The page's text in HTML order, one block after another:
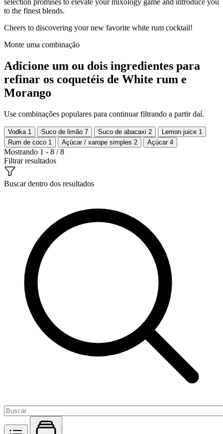
selection promises to elevate your mixology game and introduce you
to the finest blends.
Cheers to discovering your new favorite white rum cocktail!
Monte uma combinação
Adicione um ou dois ingredientes para
refinar os coquetéis de White rum e
Morango
Use combinações populares para continuar filtrando a partir daí.
Vodka 1 Suco de limão 7 Suco de abacaxi 2 Lemon juice 1
Rum de coco 1 Açúcar / xarope simples 2 Açúcar 4
Mostrando 1 - 8 / 8
Filtrar resultados
Buscar dentro dos resultados